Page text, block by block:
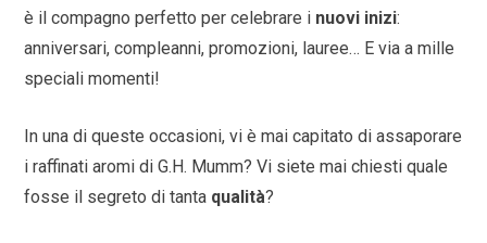
è il compagno perfetto per celebrare i nuovi inizi:
anniversari, compleanni, promozioni, lauree… E via a mille
speciali momenti!
In una di queste occasioni, vi è mai capitato di assaporare
i raffinati aromi di G.H. Mumm? Vi siete mai chiesti quale
fosse il segreto di tanta qualità?